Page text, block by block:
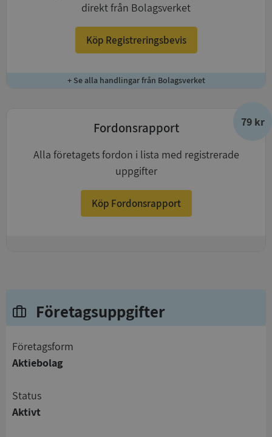
direkt från Bolagsverket
Köp Registreringsbevis
+ Se alla handlingar från Bolagsverket
79 kr
Fordonsrapport
Alla företagets fordon i lista med registrerade
uppgifter
Köp Fordonsrapport
Företagsuppgifter
företagsform
Aktiebolag
status
Aktivt